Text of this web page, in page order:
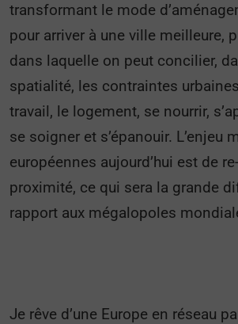
transformant le mode
pour arriver à une ville meilleure,
dans laquelle on peut concilier,
spatialité, les contraintes
travail, le logement, se nourrir,
se soigner et s’épanouir. L’enjeu
européennes aujourd’hui est de
proximité, ce qui sera la grande
rapport aux mégalopoles
Je rêve d’une Europe en réseau